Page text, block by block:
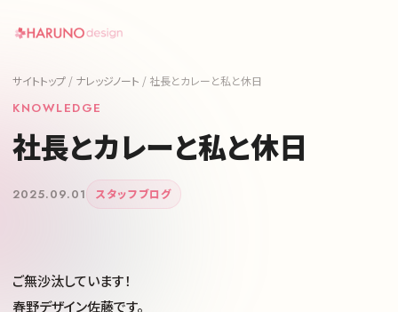
KNOWLEDGE
社長とカレーと私と休日
2025.09.01 スタッフブログ
サイトトップ / ナレッジノート / 社長とカレーと私と休日
ご無沙汰しています！
春野デザイン佐藤です。